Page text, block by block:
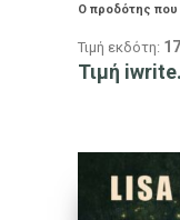
Ο προδότης που
Τιμή εκδότη:
Τιμή